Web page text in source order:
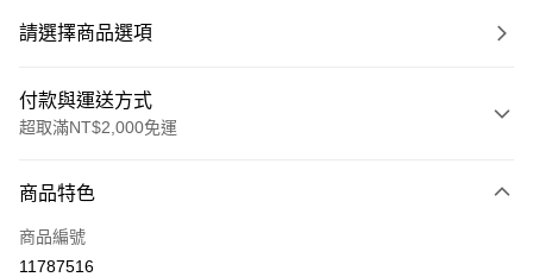
請選擇商品選項
付款與運送方式
超取滿NT$2,000免運
信用卡一次付款
超商取貨付款
商品特色
商品編號
11787516